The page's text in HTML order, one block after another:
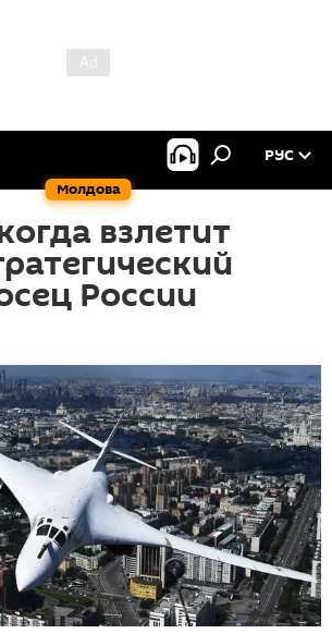
Молдова
РУС
взлетит
России